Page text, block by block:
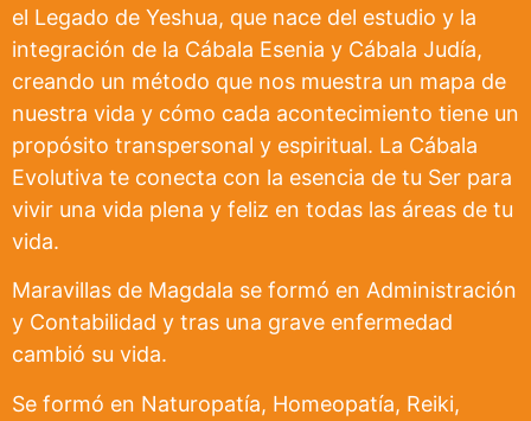
el Legado de Yeshua, que nace del estudio y la
integración de la Cábala Esenia y Cábala Judía,
creando un método que nos muestra un mapa de
nuestra vida y cómo cada acontecimiento tiene un
propósito transpersonal y espiritual. La Cábala
Evolutiva te conecta con la esencia de tu Ser para
vivir una vida plena y feliz en todas las áreas de tu
vida.
Maravillas de Magdala se formó en Administración
y Contabilidad y tras una grave enfermedad
cambió su vida.
Se formó en Naturopatía, Homeopatía, Reiki,